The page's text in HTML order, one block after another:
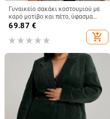
Γυναικείο σακάκι κοστουμιού με
καρό μοτίβο και πέτο, ύφασμα
πολυεστέρα-ελαστάνης, μακριά
μανίκια, κουμπί σε σειρά, κανονικό
μήκος
69.87 €
add_shopping_cart